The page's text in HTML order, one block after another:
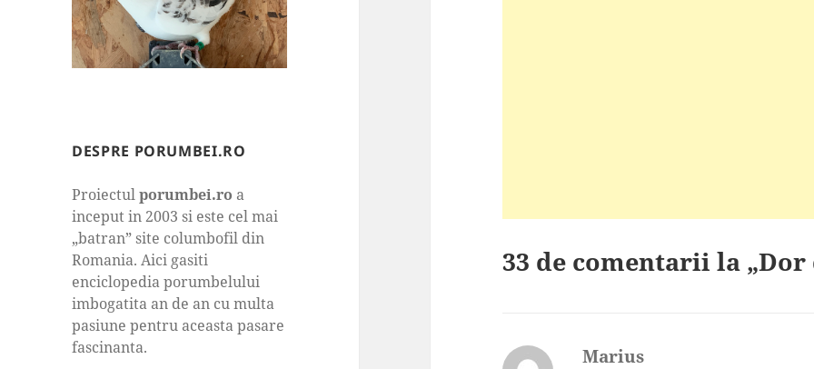
DESPRE PORUMBEI.RO
Proiectulporumbei.ro a
inceput in 2003 si este cel mai
„batran” site columbofil din
Romania. Aici gasiti
enciclopedia porumbelului
imbogatita an de an cu multa
pasiune pentru aceasta pasare
fascinanta.
33 de comentarii la „Dor
Marius